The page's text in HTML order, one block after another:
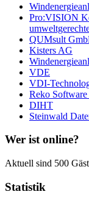
Pro:VISION
QUMsult
Kisters AG
VDE
VDI-
Reko
DIHT
Steinwald
Wer ist online?
Aktuell sind 500
Statistik